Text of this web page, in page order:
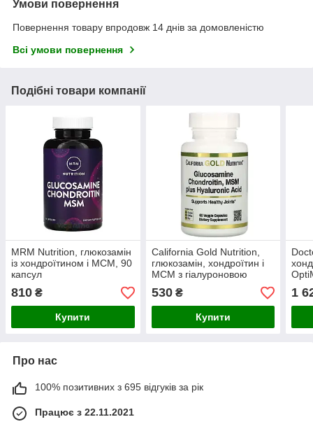
Умови повернення
Повернення товару впродовж 14 днів за домовленістю
Всі умови повернення
Подібні товари компанії
MRM Nutrition, глюкозамін
із хондроїтином і МСМ, 90
капсул
810 ₴
Купити
California Gold Nutrition,
глюкозамін, хондроїтин і
МСМ з гіалуроновою
кислотою, 60 рослинних
капсул
530₴
Купити
1
Про нас
100% позитивних з 695 відгуків за рік
Працює з 22.11.2021